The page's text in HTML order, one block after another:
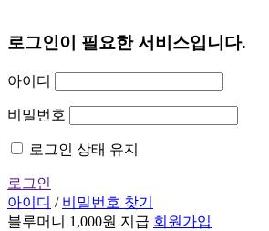
로그인이 필요한 서비스입니다.
아이디
비밀번호
로그인 상태 유지
로그인
아이디 / 비밀번호 찾기
블루머니 1,000원 지급 회원가입